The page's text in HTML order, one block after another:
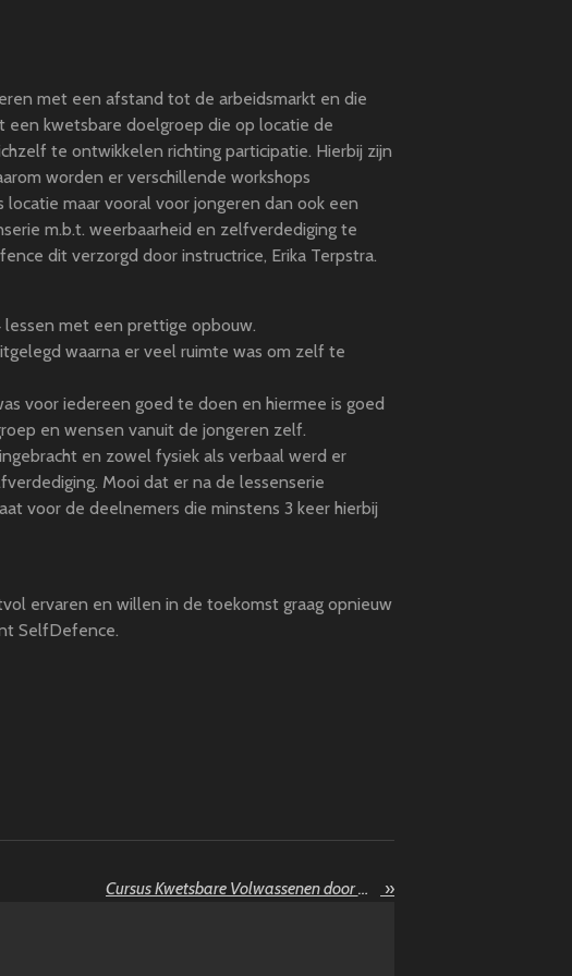
met een afstand tot de arbeidsmarkt en die
een kwetsbare doelgroep die op locatie de
te ontwikkelen richting participatie. Hierbij zijn
worden er verschillende workshops
locatie maar vooral voor jongeren dan ook een
m.b.t. weerbaarheid en zelfverdediging te
dit verzorgd door instructrice, Erika Terpstra.
met een prettige opbouw.
waarna er veel ruimte was om zelf te
voor iedereen goed te doen en hiermee is goed
en wensen vanuit de jongeren zelf.
en zowel fysiek als verbaal werd er
Mooi dat er na de lessenserie
voor de deelnemers die minstens 3 keer hierbij
ervaren en willen in de toekomst graag opnieuw
SelfDefence.
Cursus Kwetsbare Volwassenen door Miek »